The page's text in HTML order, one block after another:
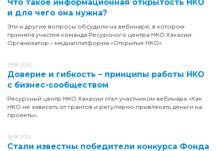
Что такое информационная открытость НКО
и для чего она нужна?
Эти и другие вопросы обсудили на вебинаре, в котором
приняла участия команда Ресурсного центра НКО Хакасии.
Организатор – медиаплатформа «Открытые НКО».
19.06.2026
Доверие и гибкость – принципы работы НКО
с бизнес-сообществом
Ресурсный центр НКО Хакасии стал участником вебинара «Как
НКО не зависеть от грантов и регулярно привлекать деньги на
проекты».
18.06.2026
Стали известны победители конкурса Фонда